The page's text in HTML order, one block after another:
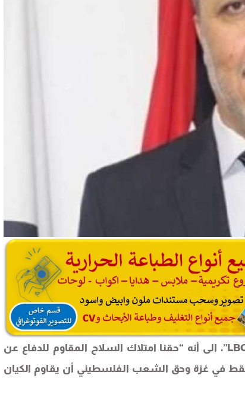
أشار المتحدث باسم حركة “​حماس​” ​جهاد طه​، في حديث لـ”LBCI”، الى أنه “حقنا امتلاك السلاح المقاوم للدفاع عن
في غزة وحق الشعب الفلسطيني أن يقاوم الكيان